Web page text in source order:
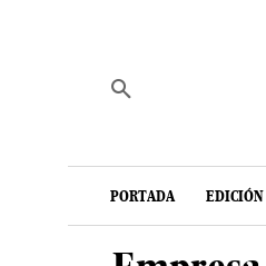
PORTADA EDICIÓN